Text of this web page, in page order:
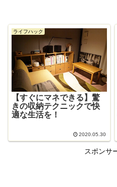
ライフハック
【すぐにマネできる】驚
きの収納テクニックで快
適な生活を！
2020.05.30
スポンサ